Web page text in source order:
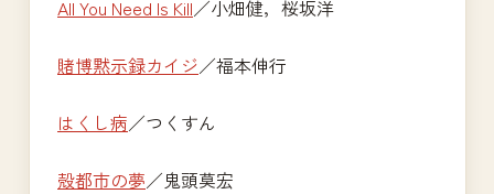
All You Need Is Kill／小畑健，桜坂洋
賭博黙示録カイジ／福本伸行
はくし病／つくすん
殻都市の夢／鬼頭莫宏